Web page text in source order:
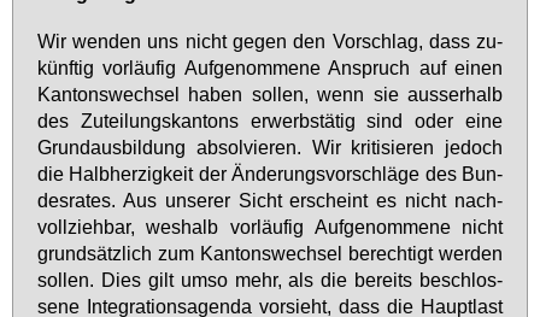
Wir wen­den uns nicht ge­gen den Vor­schlag, dass zu­
künf­tig vor­läu­fig Auf­ge­nom­me­ne An­spruch auf ei­nen
Kan­tons­wech­sel ha­ben sol­len, wenn sie aus­ser­halb
des Zu­tei­lungs­kan­tons er­werbs­tä­tig sind oder ei­ne
Grund­aus­bil­dung ab­sol­vie­ren. Wir kri­ti­sie­ren je­doch
die Halb­her­zig­keit der Än­de­rungs­vor­schlä­ge des Bun­
des­ra­tes. Aus un­se­rer Sicht er­scheint es nicht nach­
voll­zieh­bar, wes­halb vor­läu­fig Auf­ge­nom­me­ne nicht
grund­sätz­lich zum Kan­tons­wech­sel be­rech­tigt wer­den
sol­len. Dies gilt um­so mehr, als die be­reits be­schlos­
se­ne In­te­gra­ti­ons­agen­da vor­sieht, dass die Haupt­last